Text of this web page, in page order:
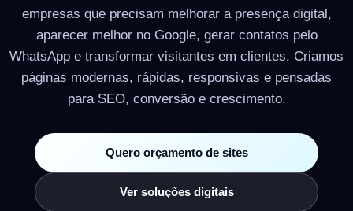
empresas que precisam melhorar a presença digital,
aparecer melhor no Google, gerar contatos pelo
WhatsApp e transformar visitantes em clientes. Criamos
páginas modernas, rápidas, responsivas e pensadas
para SEO, conversão e crescimento.
Quero orçamento de sites
Ver soluções digitais